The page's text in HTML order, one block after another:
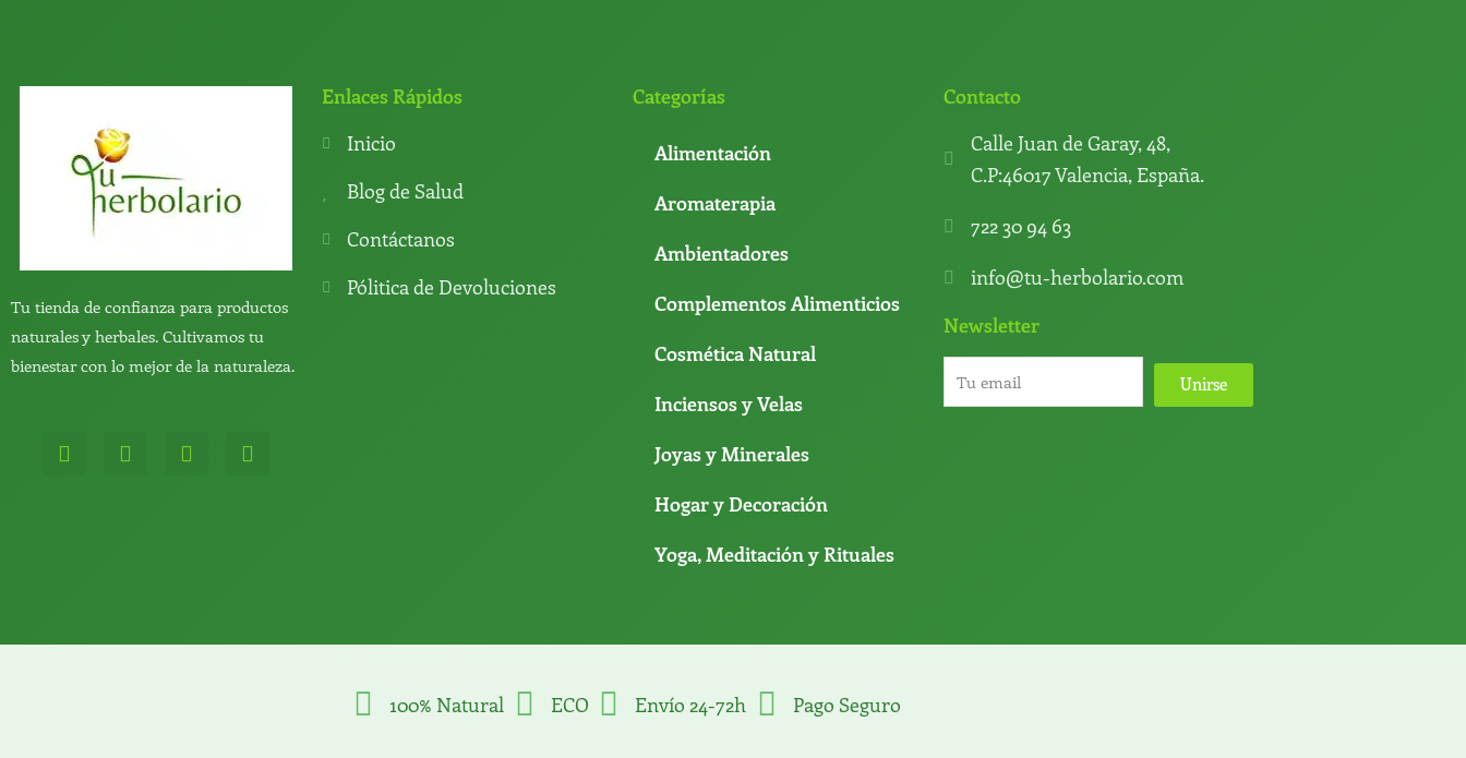
Tu tienda de confianza para productos
naturales y herbales. Cultivamos tu
bienestar con lo mejor de la naturaleza.
W
h
T
e
Y
o
T
i
Enlaces Rápidos
Inicio
Blog de Salud
Contáctanos
Pólitica de Devoluciones
Categorías
Alimentación
Aromaterapia
Ambientadores
Complementos Alimenticios
Cosmética Natural
Inciensos y Velas
Joyas y Minerales
Hogar y Decoración
Yoga, Meditación y Rituales
Contacto
Calle Juan de Garay, 48,
C.P:46017 Valencia, España.
722 30 94 63
info@tu-herbolario.com
Newsletter
Unirse
100% Natural ECO Envío 24-72h Pago Seguro